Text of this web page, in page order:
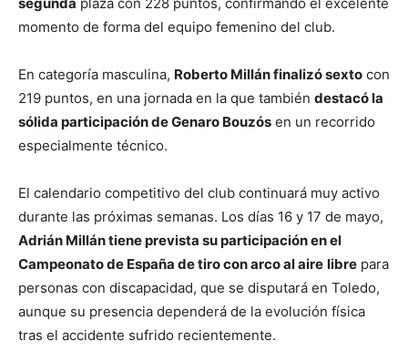
momento de forma del equipo femenino del club.
En categoría masculina, Roberto Millánfinalizó sexto con
219 puntos, en una jornada en la que también destacó la
sólida participación deGenaro Bouzós en un recorrido
especialmente técnico.
El calendario competitivo del club continuará muy activo
durante las próximas semanas. Los días 16 y 17 de mayo,
Adrián Millántiene prevista su participación en el
Campeonato de España de tiro con arco al aire libre para
personas con discapacidad, que se disputará en Toledo,
aunque su presencia dependerá de la evolución física
tras el accidente sufrido recientemente.